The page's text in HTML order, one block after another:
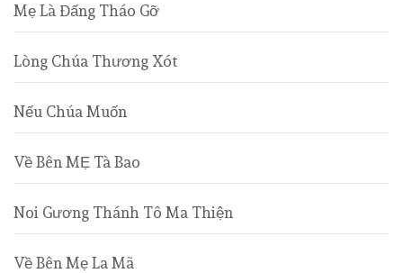
Mẹ Là Đấng Tháo Gỡ
Lòng Chúa Thương Xót
Nếu Chúa Muốn
Về Bên MẸ Tà Bao
Noi Gương Thánh Tô Ma Thiện
Về Bên Mẹ La Mã